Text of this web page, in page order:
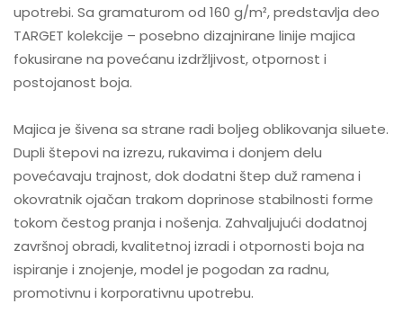
upotrebi. Sa gramaturom od 160 g/m², predstavlja deo
TARGET kolekcije – posebno dizajnirane linije majica
fokusirane na povećanu izdržljivost, otpornost i
postojanost boja.
Majica je šivena sa strane radi boljeg oblikovanja siluete.
Dupli štepovi na izrezu, rukavima i donjem delu
povećavaju trajnost, dok dodatni štep duž ramena i
okovratnik ojačan trakom doprinose stabilnosti forme
tokom čestog pranja i nošenja. Zahvaljujući dodatnoj
završnoj obradi, kvalitetnoj izradi i otpornosti boja na
ispiranje i znojenje, model je pogodan za radnu,
promotivnu i korporativnu upotrebu.